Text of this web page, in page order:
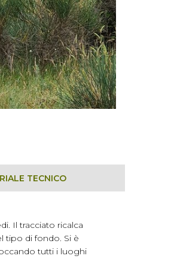
TECNICO
Il tracciato ricalca
tipo di fondo. Si è
tutti i luoghi